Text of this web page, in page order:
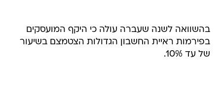
בהשוואה לשנה שעברה עולה כי היקף המועסקים
בפירמות ראיית החשבון הגדולות הצטמצם בשיעור
של עד 10%.